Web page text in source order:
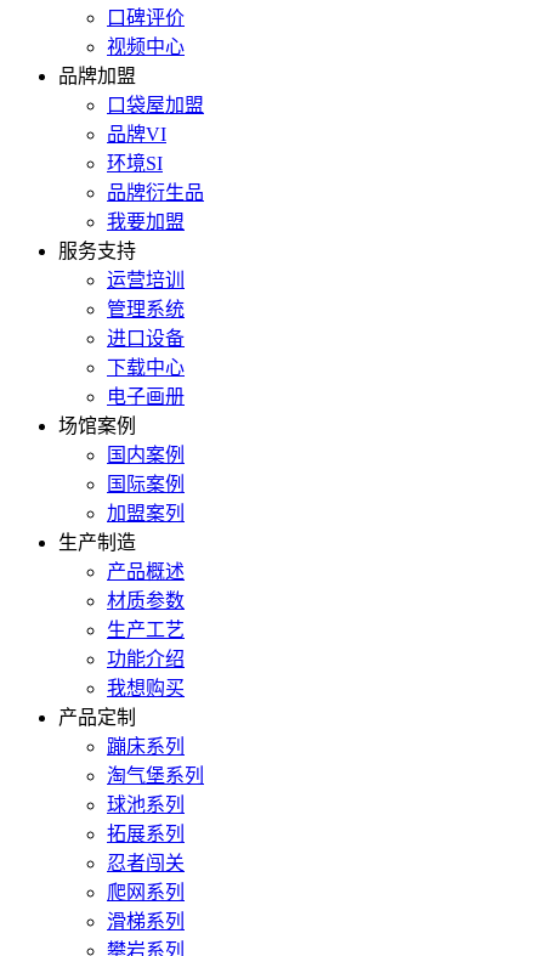
口碑评价
视频中心
品牌加盟
口袋屋加盟
品牌VI
环境SI
品牌衍生品
我要加盟
服务支持
运营培训
管理系统
进口设备
下载中心
电子画册
场馆案例
国内案例
国际案例
加盟案列
生产制造
产品概述
材质参数
生产工艺
功能介绍
我想购买
产品定制
蹦床系列
淘气堡系列
球池系列
拓展系列
忍者闯关
爬网系列
滑梯系列
攀岩系列